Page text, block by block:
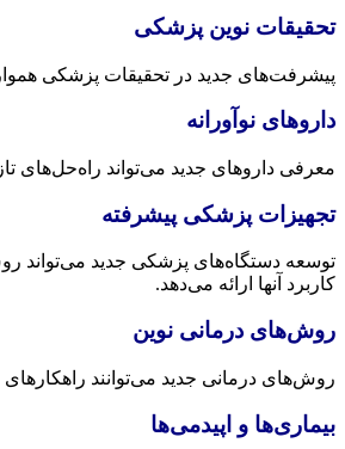
تحقیقات نوین پزشکی
پیشرفت‌های جدید در تحقیقات پزشکی
داروهای نوآورانه
معرفی داروهای جدید می‌تواند راه‌حل‌های
تجهیزات پزشکی پیشرفته
توسعه دستگاه‌های پزشکی جدید می‌تواند
کاربرد آنها ارائه می‌دهد.
روش‌های درمانی نوین
روش‌های درمانی جدید می‌توانند راهکارهای
بیماری‌ها و اپیدمی‌ها